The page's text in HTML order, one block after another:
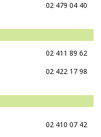
02 479 04 40
02 411 89 62
02 422 17 98
02 410 07 42